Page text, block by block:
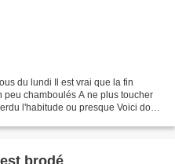
du lundi Il est vrai que la fin
peu chamboulés A ne plus toucher
l'habitude ou presque Voici donc